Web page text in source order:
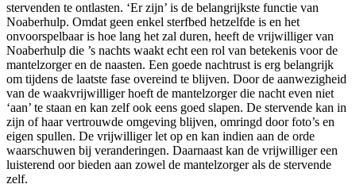
stervenden te ontlasten. ‘Er zijn’ is de belangrijkste functie van
Noaberhulp. Omdat geen enkel sterfbed hetzelfde is en het
onvoorspelbaar is hoe lang het zal duren, heeft de vrijwilliger van
Noaberhulp die ’s nachts waakt echt een rol van betekenis voor de
mantelzorger en de naasten. Een goede nachtrust is erg belangrijk
om tijdens de laatste fase overeind te blijven. Door de aanwezigheid
van de waakvrijwilliger hoeft de mantelzorger die nacht even niet
‘aan’ te staan en kan zelf ook eens goed slapen. De stervende kan in
zijn of haar vertrouwde omgeving blijven, omringd door foto’s en
eigen spullen. De vrijwilliger let op en kan indien aan de orde
waarschuwen bij veranderingen. Daarnaast kan de vrijwilliger een
luisterend oor bieden aan zowel de mantelzorger als de stervende
zelf.